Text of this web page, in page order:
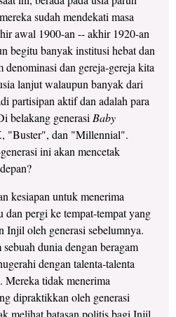
sudah mendekati masa
awal 1900-an -- akhir 1920-an
begitu banyak institusi hebat dan
dan gereja-gereja kita
lanjut walaupun banyak dari
partisipan aktif dan adalah para
belakang generasi Baby
"Buster", dan "Millennial".
ini akan mencetak
kesiapan untuk menerima
dan pergi ke tempat-tempat yang
Injil oleh generasi sebelumnya.
dunia dengan beragam
dengan talenta-talenta
Mereka tidak menerima
dipraktikkan oleh generasi
melihat batasan politis bagi Injil.